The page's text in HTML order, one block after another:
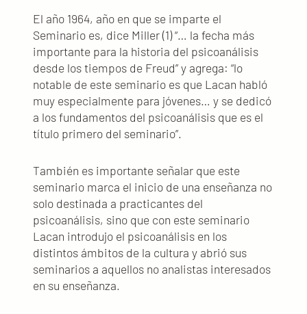
El año 1964, año en que se imparte el
Seminario es, dice Miller (1) “… la fecha más
importante para la historia del psicoanálisis
desde los tiempos de Freud” y agrega: “lo
notable de este seminario es que Lacan habló
muy especialmente para jóvenes… y se dedicó
a los fundamentos del psicoanálisis que es el
título primero del seminario”.
También es importante señalar que este
seminario marca el inicio de una enseñanza no
solo destinada a practicantes del
psicoanálisis, sino que con este seminario
Lacan introdujo el psicoanálisis en los
distintos ámbitos de la cultura y abrió sus
seminarios a aquellos no analistas interesados
en su enseñanza.